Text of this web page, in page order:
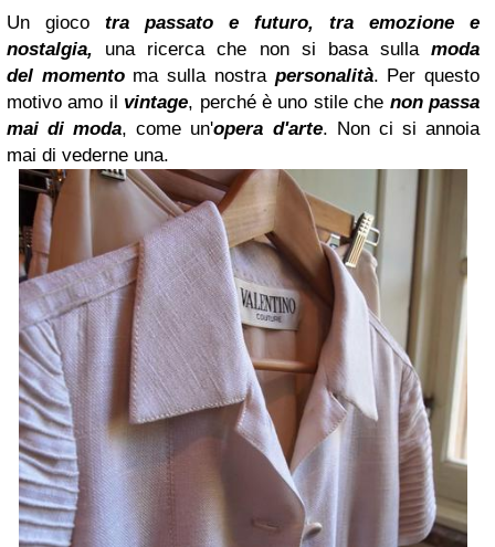
Un gioco tra passato e futuro, tra emozione e
nostalgia, una ricerca che non si basa sulla moda
del momentoma sulla nostra personalità. Per questo
motivo amo il vintage, perché è uno stile che non passa
mai di moda, come un'opera d'arte. Non ci si annoia
mai di vederne una.